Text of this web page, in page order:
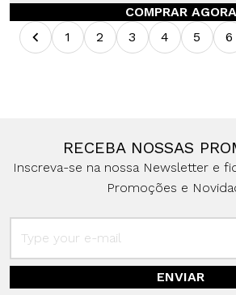
COMPRAR AGORA
1
2 3 4 5 6
RECEBA NOSSAS
Inscreva-se na nossa Newsletter e
Promoções e
ENVIAR